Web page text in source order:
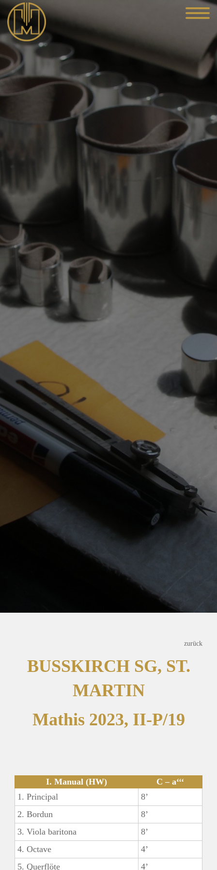
zurück
BUSSKIRCH SG, ST.
MARTIN
Mathis 2023, II-P/19
I. Manual (HW)
C – a‘‘‘
1. Principal
8’
2. Bordun
8’
3. Viola baritona
8’
4. Octave
4’
5. Querflöte
4’